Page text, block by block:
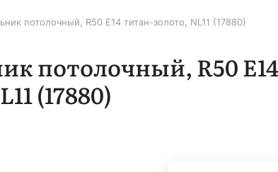
потолочный, R50 E14 титан-золото, NL11 (17880)
потолочный, R50
(17880)